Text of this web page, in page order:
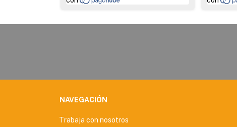
NAVEGACIÓN
Trabaja con nosotros